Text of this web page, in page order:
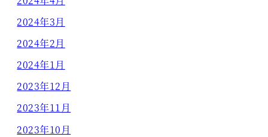
2024年3月
2024年2月
2024年1月
2023年12月
2023年11月
2023年10月